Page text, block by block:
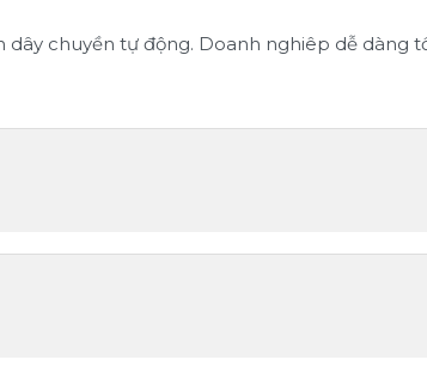
chuyền tự động. Doanh nghiêp dễ dàng